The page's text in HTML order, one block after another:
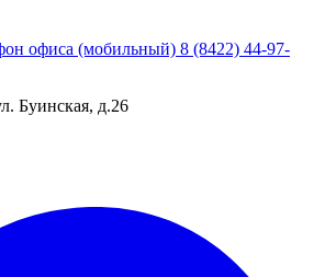
офиса (мобильный) 8 (8422) 44-97-
Буинская, д.26